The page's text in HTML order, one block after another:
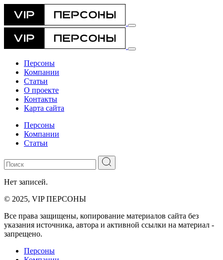
Персоны
Компании
Статьи
О проекте
Контакты
Карта сайта
Персоны
Компании
Статьи
Нет записей.
© 2025, VIP ПЕРСОНЫ
Все права защищены, копирование материалов сайта без
указания источника, автора и активной ссылки на материал -
запрещено.
Персоны